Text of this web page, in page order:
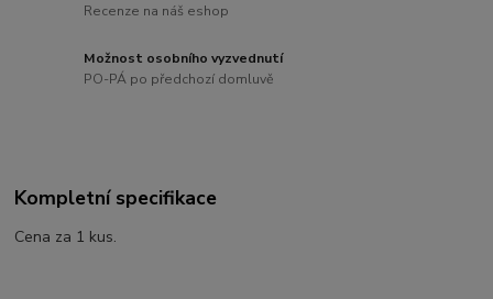
Recenze na náš eshop
Možnost osobního vyzvednutí
PO-PÁ po předchozí domluvě
Kompletní specifikace
Cena za 1 kus.